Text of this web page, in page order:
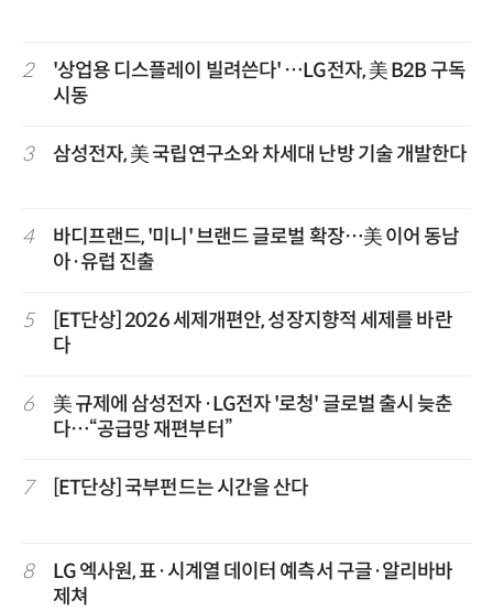
2
'상업용 디스플레이 빌려쓴다' …LG전자, 美 B2B 구독
시동
3 삼성전자, 美 국립연구소와 차세대 난방 기술 개발한다
4
바디프랜드, '미니' 브랜드 글로벌 확장…美 이어 동남
아·유럽 진출
5
[ET단상] 2026 세제개편안, 성장지향적 세제를 바란
다
6
美 규제에 삼성전자·LG전자 '로청' 글로벌 출시 늦춘
다…“공급망 재편부터”
7 [ET단상] 국부펀드는 시간을 산다
8
LG 엑사원, 표·시계열 데이터 예측서 구글·알리바바
제쳐